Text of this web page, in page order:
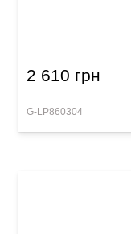
2 610 грн
G-LP860304